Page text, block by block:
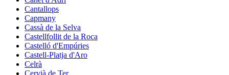
Cantallops
Capmany
Cassà de la Selva
Castellfollit de la Roca
Castelló d'Empúries
Castell-Platja d'Aro
Celrà
Cervià de Ter